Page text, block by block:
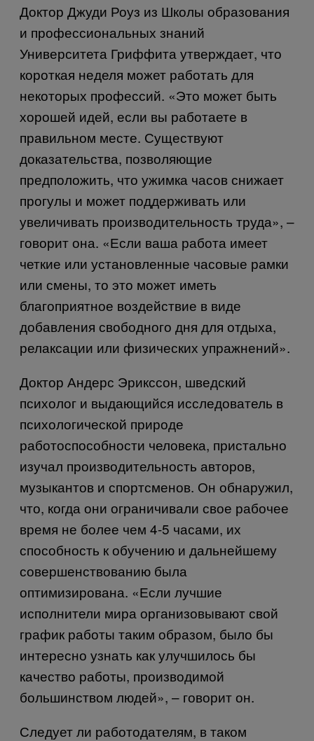
Доктор Джуди Роуз из Школы образования
и профессиональных знаний
Университета Гриффита утверждает, что
короткая неделя может работать для
некоторых профессий. «Это может быть
хорошей идей, если вы работаете в
правильном месте. Существуют
доказательства, позволяющие
предположить, что ужимка часов снижает
прогулы и может поддерживать или
увеличивать производительность труда», –
говорит она. «Если ваша работа имеет
четкие или установленные часовые рамки
или смены, то это может иметь
благоприятное воздействие в виде
добавления свободного дня для отдыха,
релаксации или физических упражнений».
Доктор Андерс Эрикссон, шведский
психолог и выдающийся исследователь в
психологической природе
работоспособности человека, пристально
изучал производительность авторов,
музыкантов и спортсменов. Он обнаружил,
что, когда они ограничивали свое рабочее
время не более чем 4-5 часами, их
способность к обучению и дальнейшему
совершенствованию была
оптимизирована. «Если лучшие
исполнители мира организовывают свой
график работы таким образом, было бы
интересно узнать как улучшилось бы
качество работы, производимой
большинством людей», – говорит он.
Следует ли работодателям, в таком